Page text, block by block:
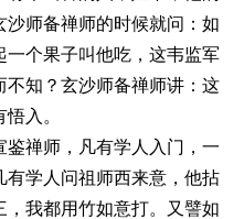
师备禅师的时候就问：如
个果子叫他吃，这韦监军
不知？玄沙师备禅师讲：这
入。
禅师，凡有学人入门，一
学人问祖师西来意，他拈
我都用竹如意打。又譬如